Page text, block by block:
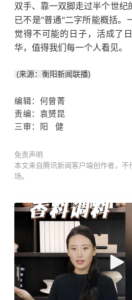
双手、靠一双脚走过半个世纪
已不是"普通"二字所能概括。
觉得不可能的日子，活成了
华，值得我们每一个人看见。
(来源：衡阳新闻联播)
编辑：何曾菁
责编 ：袁赟昆
三审：阳 健
免责声明
本文来自腾讯新闻客户端创作者，不
场。